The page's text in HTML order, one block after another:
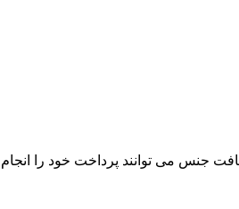
جنس می توانند پرداخت خود را